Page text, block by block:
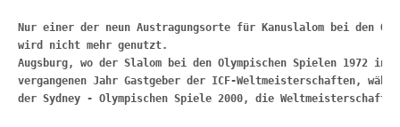
Nur einer der neun Austragungsorte für Kanuslalom bei den
wird nicht mehr genutzt.
Augsburg, wo der Slalom bei den Olympischen Spielen 1972 in
vergangenen Jahr Gastgeber der ICF-Weltmeisterschaften,
der Sydney - Olympischen Spiele 2000, die